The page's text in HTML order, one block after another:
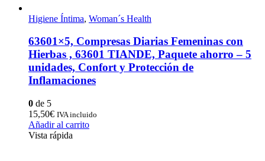
Higiene Íntima, Woman´s Health
63601×5, Compresas Diarias Femeninas con
Hierbas , 63601 TIANDE, Paquete ahorro – 5
unidades, Confort y Protección de
Inflamaciones
0 de 5
15,50€ IVA incluido
Añadir al carrito
Vista rápida